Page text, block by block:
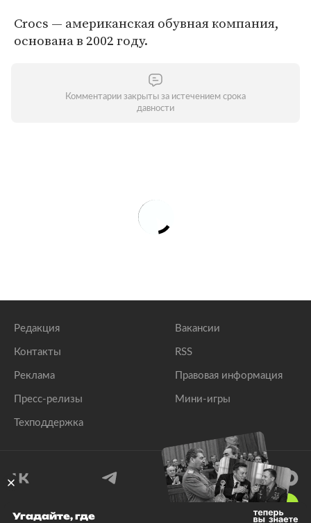
Crocs — американская обувная компания,
основана в 2002 году.
Комментарии закрыты за истечением срока
давности
Редакция
Контакты
Реклама
Пресс-релизы
Техподдержка
Вакансии
RSS
Правовая информация
Мини-игры
Угадайте, где